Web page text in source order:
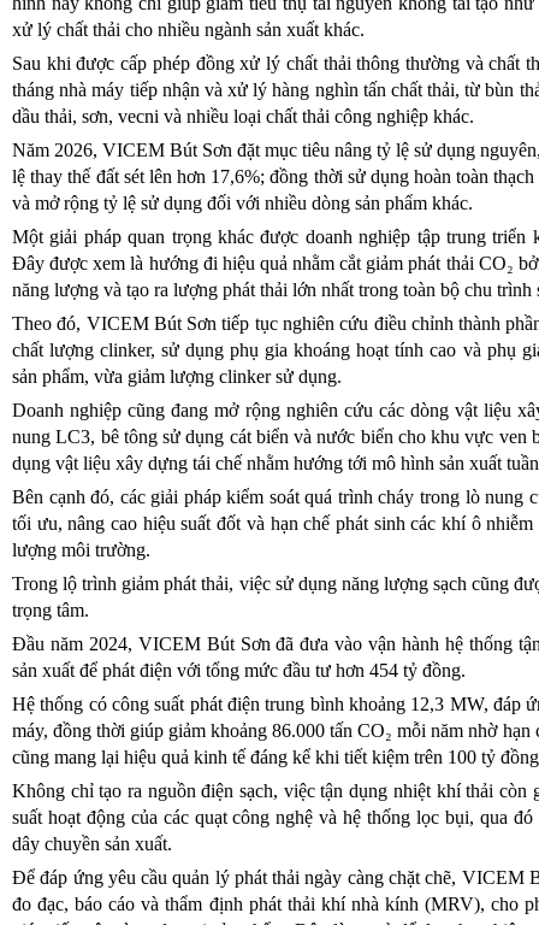
xử lý chất thải cho nhiều ngành sản xuất khác.
Sau khi được cấp phép đồng xử lý chất thải thông thường và chất
tháng nhà máy tiếp nhận và xử lý hàng nghìn tấn chất thải, từ bùn
dầu thải, sơn, vecni và nhiều loại chất thải công nghiệp khác.
Năm 2026, VICEM Bút Sơn đặt mục tiêu nâng tỷ lệ sử dụng
lệ thay thế đất sét lên hơn 17,6%; đồng thời sử dụng hoàn toàn
và mở rộng tỷ lệ sử dụng đối với nhiều dòng sản phẩm khác.
Một giải pháp quan trọng khác được doanh nghiệp tập trung
Đây được xem là hướng đi hiệu quả nhằm cắt giảm phát thải CO₂
năng lượng và tạo ra lượng phát thải lớn nhất trong toàn bộ chu trình
Theo đó, VICEM Bút Sơn tiếp tục nghiên cứu điều chỉnh thành
chất lượng clinker, sử dụng phụ gia khoáng hoạt tính cao và phụ
sản phẩm, vừa giảm lượng clinker sử dụng.
Doanh nghiệp cũng đang mở rộng nghiên cứu các dòng vật liệu
nung LC3, bê tông sử dụng cát biển và nước biển cho khu vực ven
dụng vật liệu xây dựng tái chế nhằm hướng tới mô hình sản xuất
Bên cạnh đó, các giải pháp kiểm soát quá trình cháy trong lò nung
tối ưu, nâng cao hiệu suất đốt và hạn chế phát sinh các khí ô
lượng môi trường.
Trong lộ trình giảm phát thải, việc sử dụng năng lượng sạch cũng
trọng tâm.
Đầu năm 2024, VICEM Bút Sơn đã đưa vào vận hành hệ thống
sản xuất để phát điện với tổng mức đầu tư hơn 454 tỷ đồng.
Hệ thống có công suất phát điện trung bình khoảng 12,3 MW, đáp
máy, đồng thời giúp giảm khoảng 86.000 tấn CO₂ mỗi năm nhờ
cũng mang lại hiệu quả kinh tế đáng kể khi tiết kiệm trên 100 tỷ
Không chỉ tạo ra nguồn điện sạch, việc tận dụng nhiệt khí thải còn
suất hoạt động của các quạt công nghệ và hệ thống lọc bụi, qua
dây chuyền sản xuất.
Để đáp ứng yêu cầu quản lý phát thải ngày càng chặt chẽ, VICEM
đo đạc, báo cáo và thẩm định phát thải khí nhà kính (MRV), cho